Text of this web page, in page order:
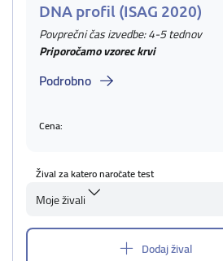
DNA profil (ISAG 2020)
Povprečni čas izvedbe: 4-5 tednov
Priporočamo vzorec krvi
Podrobno
Cena:
Žival za katero naročate test
Moje živali
Dodaj žival